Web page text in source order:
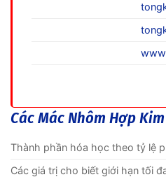
Các Mác Nhôm Hợp
Thành phần hóa học theo tỷ lệ
Các giá trị cho biết giới hạn tối